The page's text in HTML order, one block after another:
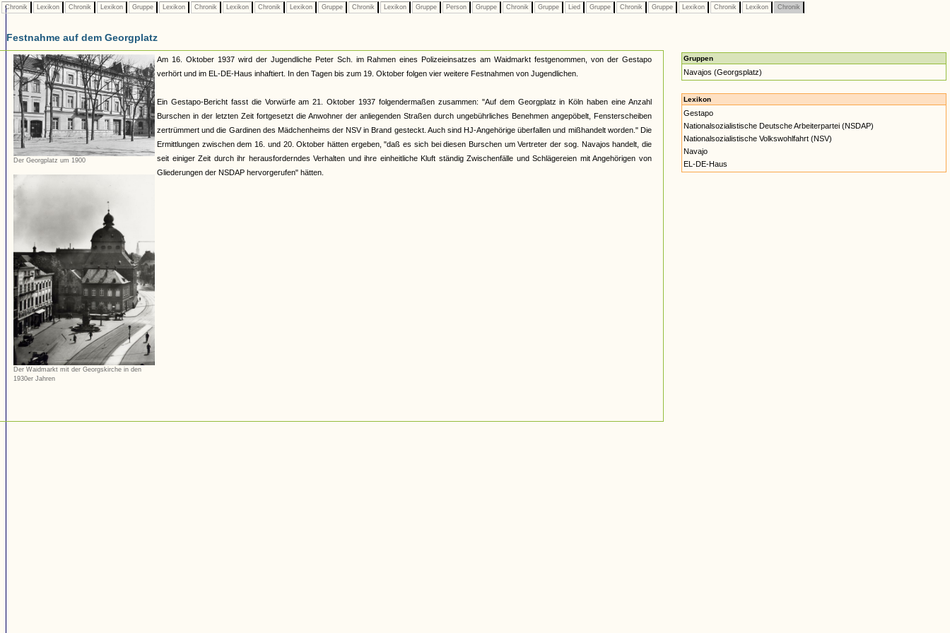
Chronik Lexikon Chronik Lexikon Gruppe Lexikon Chronik Lexikon Chronik Lexikon Gruppe Chronik Lexikon Gruppe Person Gruppe Chronik Gruppe Lied Gruppe Chronik Gruppe Lexikon Chronik Lexikon Chronik
Festnahme auf dem Georgplatz
Der Georgplatz um 1900
Der Waidmarkt mit der Georgskirche in den
1930er Jahren
Am 16. Oktober 1937 wird der Jugendliche Peter Sch. im Rahmen eines Polizeieinsatzes am Waidmarkt festgenommen, von der Gestapo
verhört und im EL-DE-Haus inhaftiert. In den Tagen bis zum 19. Oktober folgen vier weitere Festnahmen von Jugendlichen.
Ein Gestapo-Bericht fasst die Vorwürfe am 21. Oktober 1937 folgendermaßen zusammen: "Auf dem Georgplatz in Köln haben eine Anzahl
Burschen in der letzten Zeit fortgesetzt die Anwohner der anliegenden Straßen durch ungebührliches Benehmen angepöbelt, Fensterscheiben
zertrümmert und die Gardinen des Mädchenheims der NSV in Brand gesteckt. Auch sind HJ-Angehörige überfallen und mißhandelt worden." Die
Ermittlungen zwischen dem 16. und 20. Oktober hätten ergeben, "daß es sich bei diesen Burschen um Vertreter der sog. Navajos handelt, die
seit einiger Zeit durch ihr herausforderndes Verhalten und ihre einheitliche Kluft ständig Zwischenfälle und Schlägereien mit Angehörigen von
Gliederungen der NSDAP hervorgerufen" hätten.
Gruppen
Navajos (Georgsplatz)
Lexikon
Gestapo
Nationalsozialistische Deutsche Arbeiterpartei (NSDAP)
Nationalsozialistische Volkswohlfahrt (NSV)
Navajo
EL-DE-Haus